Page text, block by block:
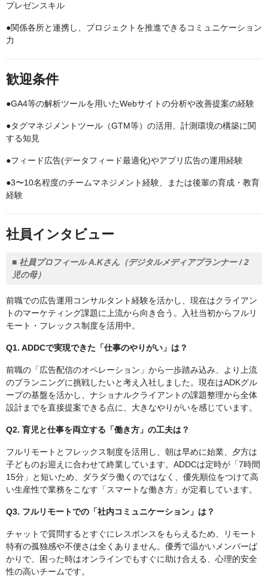
プレゼンスキル
●関係各所と連携し、プロジェクトを推進できるコミュニケーション
力
歓迎条件
●GA4等の解析ツールを用いたWebサイトの分析や改善提案の経験
●タグマネジメントツール（GTM等）の活用、計測環境の構築に関
する知見
●フィード広告(データフィード最適化)やアプリ広告の運用経験
●3〜10名程度のチームマネジメント経験、または後輩の育成・教育
経験
社員インタビュー
■ 社員プロフィール A.Kさん（デジタルメディアプランナー / 2
児の母）
前職での広告運用コンサルタント経験を活かし、現在はクライアン
トのマーケティング課題に上流から向き合う。入社当初からフルリ
モート・フレックス制度を活用中。
Q1. ADDCで実現できた「仕事のやりがい」は？
前職の「広告配信のオペレーション」から一歩踏み込み、より上流
のプランニングに挑戦したいと考え入社しました。現在はADKグル
ープの基盤を活かし、ナショナルクライアントの課題整理から全体
設計までを直接提案できる点に、大きなやりがいを感じています。
Q2. 育児と仕事を両立する「働き方」の工夫は？
フルリモートとフレックス制度を活用し、朝は早めに始業、夕方は
子どものお迎えに合わせて終業しています。ADDCは定時が「7時間
15分」と短いため、ダラダラ働くのではなく、優先順位をつけて高
い生産性で業務をこなす「スマートな働き方」が定着しています。
Q3. フルリモートでの「社内コミュニケーション」は？
チャットで質問するとすぐにレスポンスをもらえるため、リモート
特有の孤独感や不便さは全くありません。優秀で温かいメンバーば
かりで、困った時はオンラインでもすぐに助け合える、心理的安全
性の高いチームです。